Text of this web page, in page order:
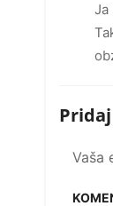
Ja
Vaša